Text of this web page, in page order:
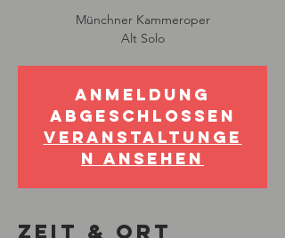
Münchner Kammeroper
Alt Solo
Anmeldung
abgeschlossen
Veranstaltunge
n ansehen
Zeit & Ort